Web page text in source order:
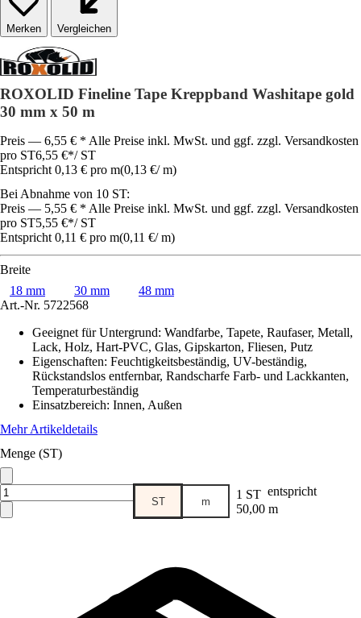
Vergleichen
ROXOLID Fineline Tape Kreppband Washitape gold
30 mm x 50 m
Preis — 6,55 € * Alle Preise inkl. MwSt. und ggf. zzgl. Versandkosten
pro ST6,55 €*/ ST
Entspricht 0,13 € pro m(0,13 €/ m)
Bei Abnahme von 10 ST:
Preis — 5,55 € * Alle Preise inkl. MwSt. und ggf. zzgl. Versandkosten
pro ST5,55 €*/ ST
Entspricht 0,11 € pro m(0,11 €/ m)
Breite
18 mm
30 mm
48 mm
Art.-Nr. 5722568
Geeignet für Untergrund: Wandfarbe, Tapete, Raufaser, Metall,
Lack, Holz, Hart-PVC, Glas, Gipskarton, Fliesen, Putz
Eigenschaften: Feuchtigkeitsbeständig, UV-beständig,
Rückstandslos entfernbar, Randscharfe Farb- und Lackkanten,
Temperaturbeständig
Einsatzbereich: Innen, Außen
Mehr Artikeldetails
Menge (ST)
ST m 1 ST entspricht
50,00 m